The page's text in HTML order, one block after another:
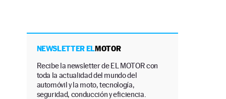
NEWSLETTER ELMOTOR
Recibe la newsletter de EL MOTOR con
toda la actualidad del mundo del
automóvil y la moto, tecnología,
seguridad, conducción y eficiencia.